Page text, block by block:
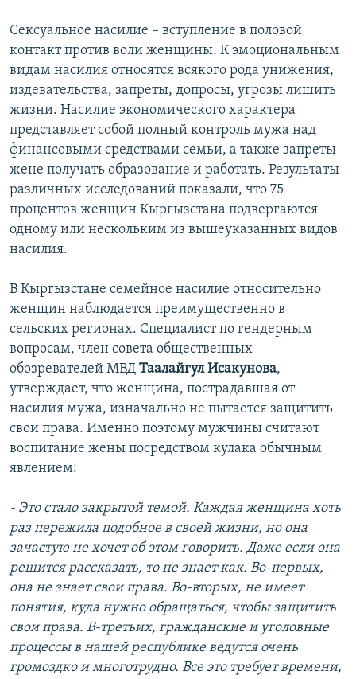
Сексуальное насилие – вступление в половой
контакт против воли женщины. К эмоциональным
видам насилия относятся всякого рода унижения,
издевательства, запреты, допросы, угрозы лишить
жизни. Насилие экономического характера
представляет собой полный контроль мужа над
финансовыми средствами семьи, а также запреты
жене получать образование и работать. Результаты
различных исследований показали, что 75
процентов женщин Кыргызстана подвергаются
одному или нескольким из вышеуказанных видов
насилия.
В Кыргызстане семейное насилие относительно
женщин наблюдается преимущественно в
сельских регионах. Специалист по гендерным
вопросам, член совета общественных
обозревателей МВД Таалайгул Исакунова,
утверждает, что женщина, пострадавшая от
насилия мужа, изначально не пытается защитить
свои права. Именно поэтому мужчины считают
воспитание жены посредством кулака обычным
явлением:
- Это стало закрытой темой. Каждая женщина хоть
раз пережила подобное в своей жизни, но она
зачастую не хочет об этом говорить. Даже если она
решится рассказать, то не знает как. Во-первых,
она не знает свои права. Во-вторых, не имеет
понятия, куда нужно обращаться, чтобы защитить
свои права. В-третьих, гражданские и уголовные
процессы в нашей республике ведутся очень
громоздко и многотрудно. Все это требует времени,